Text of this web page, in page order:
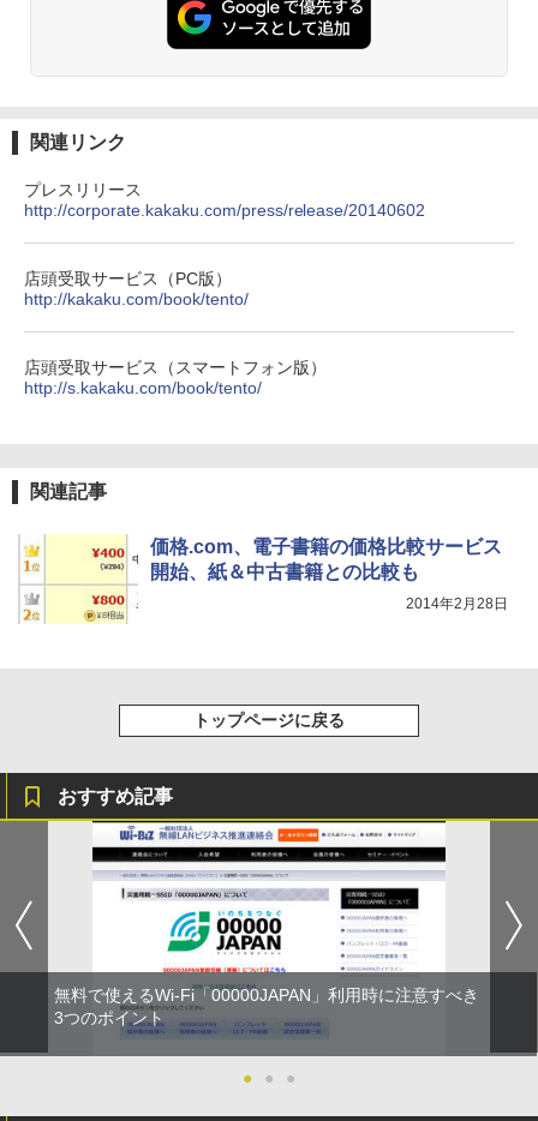
関連リンク
プレスリリース
http://corporate.kakaku.com/press/release/20140602
店頭受取サービス（PC版）
http://kakaku.com/book/tento/
店頭受取サービス（スマートフォン版）
http://s.kakaku.com/book/tento/
関連記事
価格.com、電子書籍の価格比較サービス
開始、紙＆中古書籍との比較も
2014年2月28日
トップページに戻る
おすすめ記事
無料で使えるWi-Fi「00000JAPAN」利用時に注意すべき
3つのポイント
● ● ●